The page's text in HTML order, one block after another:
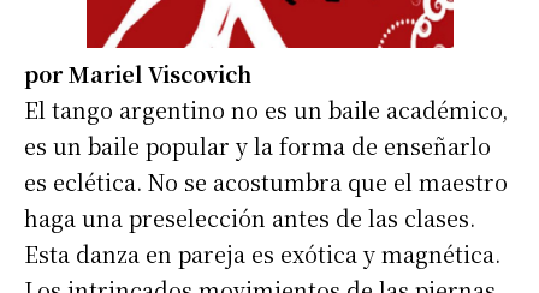
por Mariel Viscovich
El tango argentino no es un baile académico,
es un baile popular y la forma de enseñarlo
es eclética. No se acostumbra que el maestro
haga una preselección antes de las clases.
Esta danza en pareja es exótica y magnética.